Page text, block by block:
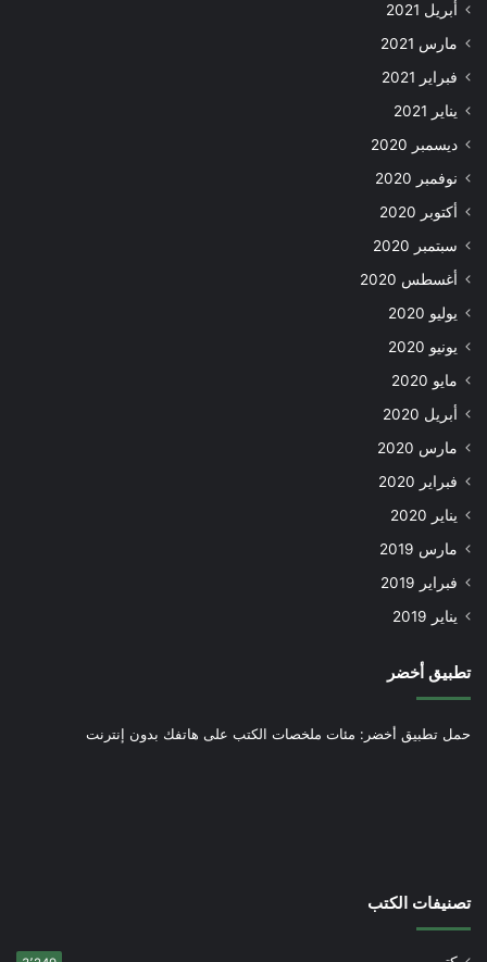
أبريل 2021
مارس 2021
فبراير 2021
يناير 2021
ديسمبر 2020
نوفمبر 2020
أكتوبر 2020
سبتمبر 2020
أغسطس 2020
يوليو 2020
يونيو 2020
مايو 2020
أبريل 2020
مارس 2020
فبراير 2020
يناير 2020
مارس 2019
فبراير 2019
يناير 2019
تطبيق أخضر
حمل تطبيق أخضر: مئات ملخصات الكتب على هاتفك بدون إنترنت
تصنيفات الكتب